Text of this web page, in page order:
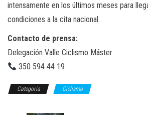
intensamente en los últimos meses para
condiciones a la cita nacional.
Contacto de prensa:
Delegación Valle Ciclismo Máster
350 594 44 19
Categoría Ciclismo